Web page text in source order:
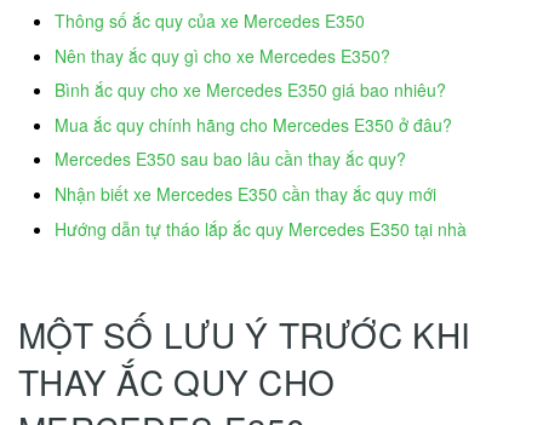
Thông số ắc quy của xe Mercedes E350
Nên thay ắc quy gì cho xe Mercedes E350?
Bình ắc quy cho xe Mercedes E350 giá bao nhiêu?
Mua ắc quy chính hãng cho Mercedes E350 ở đâu?
Mercedes E350 sau bao lâu cần thay ắc quy?
Nhận biết xe Mercedes E350 cần thay ắc quy mới
Hướng dẫn tự tháo lắp ắc quy Mercedes E350 tại nhà
MỘT SỐ LƯU Ý TRƯỚC KHI
THAY ẮC QUY CHO